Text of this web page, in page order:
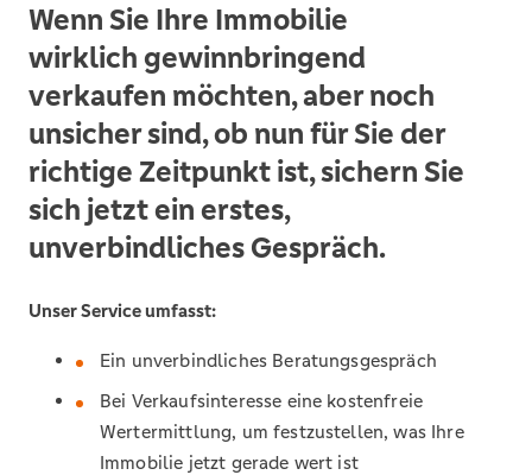
Wenn Sie Ihre Immobilie
wirklich gewinnbringend
verkaufen möchten, aber noch
unsicher sind, ob nun für Sie der
richtige Zeitpunkt ist, sichern Sie
sich jetzt ein erstes,
unverbindliches Gespräch.
Unser Service umfasst:
Ein unverbindliches Beratungsgespräch
Bei Verkaufsinteresse eine kostenfreie
Wertermittlung, um festzustellen, was Ihre
Immobilie jetzt gerade wert ist